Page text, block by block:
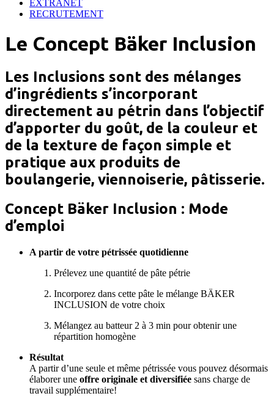
EXTRANET
RECRUTEMENT
Le Concept Bäker Inclusion
Les Inclusions sont des mélanges
d’ingrédients s’incorporant
directement au pétrin dans l’objectif
d’apporter du goût, de la couleur et
de la texture de façon simple et
pratique aux produits de
boulangerie, viennoiserie, pâtisserie.
Concept Bäker Inclusion : Mode
d’emploi
A partir de votre pétrissée quotidienne
Prélevez une quantité de pâte pétrie
Incorporez dans cette pâte le mélange BÄKER
INCLUSION de votre choix
Mélangez au batteur 2 à 3 min pour obtenir une
répartition homogène
Résultat
A partir d’une seule et même pétrissée vous pouvez désormais
élaborer une offre originale et diversifiée sans charge de
travail supplémentaire!